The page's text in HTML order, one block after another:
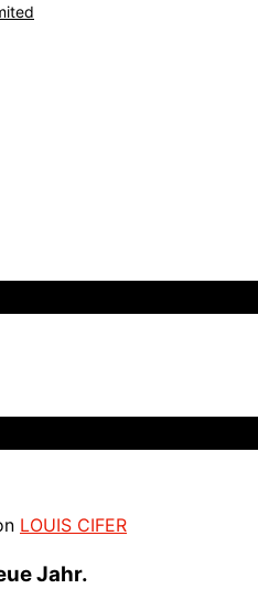
LOUIS CIFER
Jahr.